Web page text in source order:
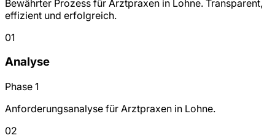
Bewährter Prozess für Arztpraxen in Lohne. Transparent,
effizient und erfolgreich.
01
Analyse
Phase 1
Anforderungsanalyse für Arztpraxen in Lohne.
02